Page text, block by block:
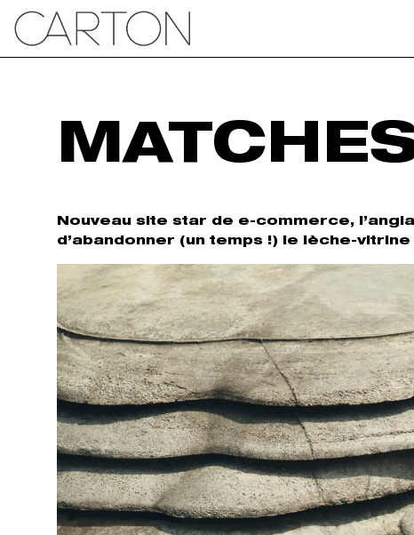
Nouveau site star de e-commerce,
d’abandonner (un temps !) le lèche-vitrine